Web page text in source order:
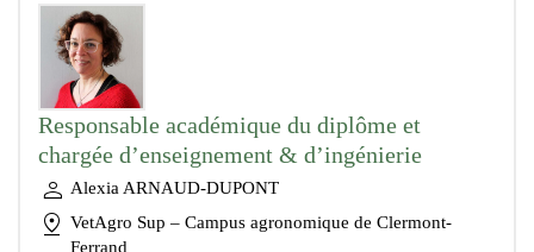
Responsable académique du diplôme et
chargée d’enseignement & d’ingénierie
Alexia ARNAUD-DUPONT
VetAgro Sup – Campus agronomique de Clermont-
Ferrand